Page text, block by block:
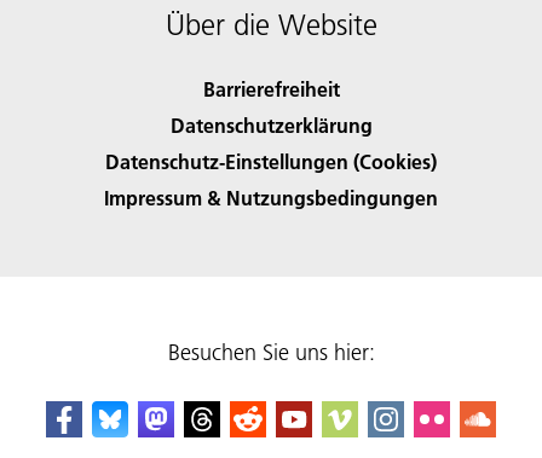
Über die Website
Barrierefreiheit
Datenschutzerklärung
Datenschutz-Einstellungen (Cookies)
Impressum & Nutzungsbedingungen
Besuchen Sie uns hier: